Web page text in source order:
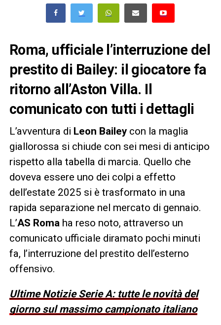
Roma, ufficiale l’interruzione del
prestito di Bailey: il giocatore fa
ritorno all’Aston Villa. Il
comunicato con tutti i dettagli
L’avventura di Leon Baileycon la maglia
giallorossa si chiude con sei mesi di anticipo
rispetto alla tabella di marcia. Quello che
doveva essere uno dei colpi a effetto
dell’estate 2025 si è trasformato in una
rapida separazione nel mercato di gennaio.
L’AS Roma ha reso noto, attraverso un
comunicato ufficiale diramato pochi minuti
fa, l’interruzione del prestito dell’esterno
offensivo.
Ultime Notizie Serie A: tutte le novità del
giorno sul massimo campionato italiano